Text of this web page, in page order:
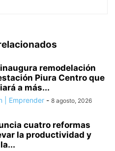
inaugura remodelación
Piura Centro que
a más...
| Emprender - 8 agosto, 2026
cuatro reformas
la productividad y